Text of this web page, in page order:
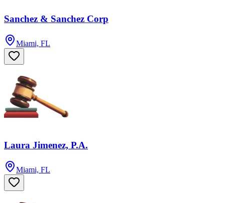
Sanchez & Sanchez Corp
Miami, FL
Laura Jimenez, P.A.
Miami, FL